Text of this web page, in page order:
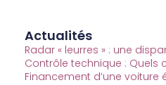
Actualités
Radar « leurres » : une
Contrôle technique :
Financement d’une voiture